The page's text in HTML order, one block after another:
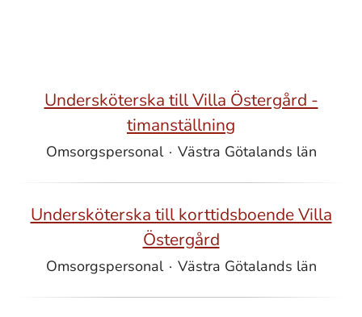
Undersköterska till Villa Östergård -
timanställning
Omsorgspersonal · Västra Götalands län
Undersköterska till korttidsboende Villa
Östergård
Omsorgspersonal · Västra Götalands län